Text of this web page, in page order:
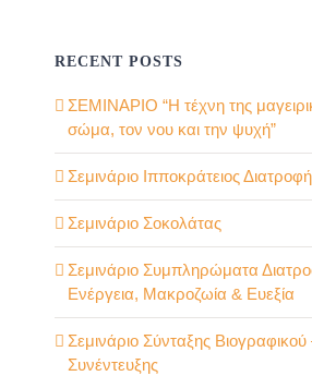
RECENT POSTS
ΣΕΜΙΝΑΡΙΟ “Η τέχνη της
σώμα, τον νου και την ψυχή”
Σεμινάριο Ιπποκράτειος Διατροφή
Σεμινάριο Σοκολάτας
Σεμινάριο Συμπληρώματα
Ενέργεια, Μακροζωία & Ευεξία
Σεμινάριο Σύνταξης
Συνέντευξης